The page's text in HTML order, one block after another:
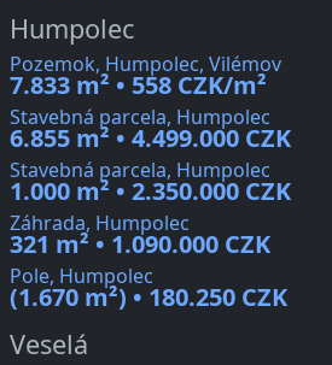
Humpolec
Pozemok, Humpolec, Vilémov
7.833 m² • 558 CZK/m²
Stavebná parcela, Humpolec
6.855 m² • 4.499.000 CZK
Stavebná parcela, Humpolec
1.000 m² • 2.350.000 CZK
Záhrada, Humpolec
321 m² • 1.090.000 CZK
Pole, Humpolec
(1.670 m²) • 180.250 CZK
Veselá